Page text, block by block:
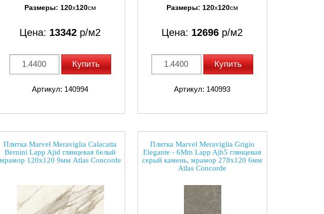
Размеры: 120x120см
Цена: 13342 р/м2
Купить
Артикул: 140994
Размеры: 120x120см
Цена: 12696 р/м2
Купить
Артикул: 140993
Плитка Marvel Meraviglia Calacatta
Bernini Lapp Ajid глянцевая белый
мрамор 120x120 9мм Atlas Concorde
Плитка Marvel Meraviglia Grigio
Elegante - 6Mm Lapp Ajh5 глянцевая
серый камень, мрамор 278x120 6мм
Atlas Concorde